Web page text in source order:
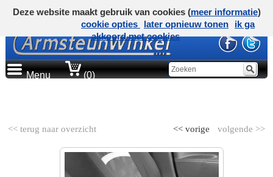
Menu (0)
<< terug naar overzicht volgende >>
<< vorige
Deze website maakt gebruik van cookies (meer informatie)
cookie opties
later opnieuw tonen
ik ga
akkoord met cookies